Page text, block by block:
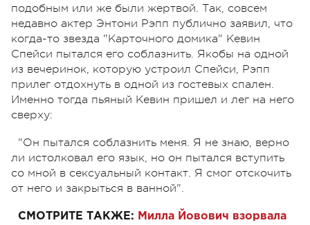
подобным или же были жертвой. Так, совсем
недавно актер Энтони Рэпп публично заявил, что
когда-то звезда "Карточного домика" Кевин
Спейси пытался его соблазнить. Якобы на одной
из вечеринок, которую устроил Спейси, Рэпп
прилег отдохнуть в одной из гостевых спален.
Именно тогда пьяный Кевин пришел и лег на него
сверху:
"Он пытался соблазнить меня. Я не знаю, верно
ли истолковал его язык, но он пытался вступить
со мной в сексуальный контакт. Я смог отскочить
от него и закрыться в ванной".
СМОТРИТЕ ТАКЖЕ: Милла Йовович взорвала